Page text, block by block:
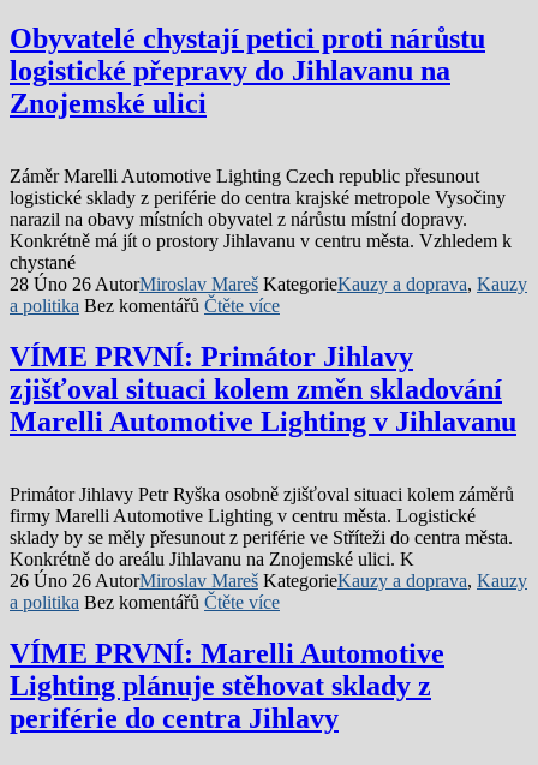
Obyvatelé chystají petici proti nárůstu
logistické přepravy do Jihlavanu na
Znojemské ulici
Záměr Marelli Automotive Lighting Czech republic přesunout
logistické sklady z periférie do centra krajské metropole Vysočiny
narazil na obavy místních obyvatel z nárůstu místní dopravy.
Konkrétně má jít o prostory Jihlavanu v centru města. Vzhledem k
chystané
28 Úno 26 AutorMiroslav Mareš KategorieKauzy a doprava, Kauzy
a politika Bez komentářů Čtěte více
VÍME PRVNÍ: Primátor Jihlavy
zjišťoval situaci kolem změn skladování
Marelli Automotive Lighting v Jihlavanu
Primátor Jihlavy Petr Ryška osobně zjišťoval situaci kolem záměrů
firmy Marelli Automotive Lighting v centru města. Logistické
sklady by se měly přesunout z periférie ve Stříteži do centra města.
Konkrétně do areálu Jihlavanu na Znojemské ulici. K
26 Úno 26 AutorMiroslav Mareš KategorieKauzy a doprava, Kauzy
a politika Bez komentářů Čtěte více
VÍME PRVNÍ: Marelli Automotive
Lighting plánuje stěhovat sklady z
periférie do centra Jihlavy